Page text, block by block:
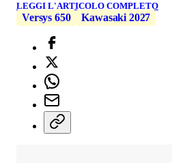
LEGGI L'ARTICOLO COMPLETO
Versys 650 Kawasaki 2027